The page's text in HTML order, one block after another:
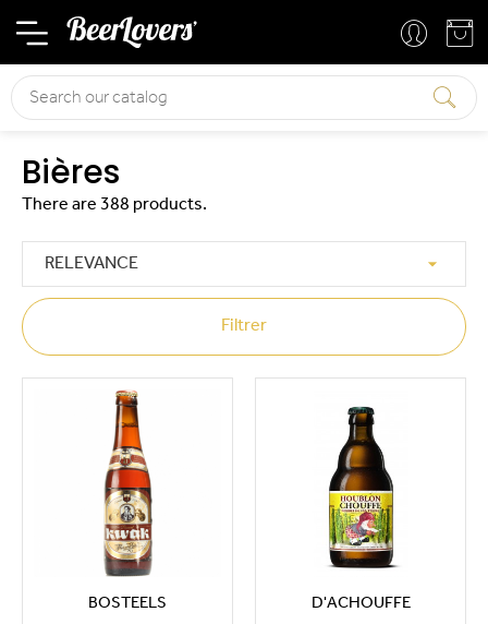
Bières
There are 388 products.
RELEVANCE 
Filtrer
BOSTEELS D'ACHOUFFE